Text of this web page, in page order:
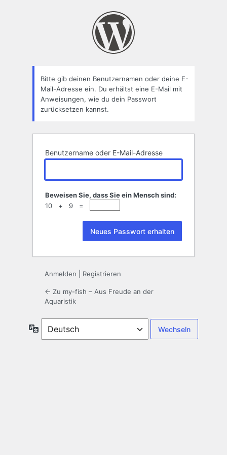
Bitte gib deinen Benutzernamen oder deine E-
Mail-Adresse ein. Du erhältst eine E-Mail mit
Anweisungen, wie du dein Passwort
zurücksetzen kannst.
Benutzername oder E-Mail-Adresse
Beweisen Sie, dass Sie ein Mensch sind:
10 + 9 =
Anmelden Registrieren
← Zu my-fish – Aus Freude an der
Aquaristik
Sprache